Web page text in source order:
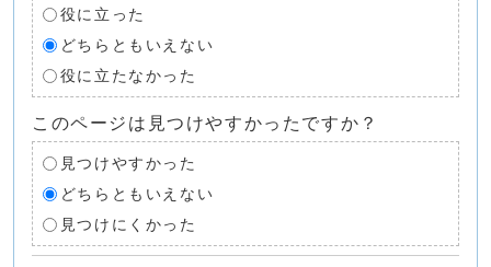
役に立った
どちらともいえない
役に立たなかった
このページは見つけやすかったですか？
見つけやすかった
どちらともいえない
見つけにくかった